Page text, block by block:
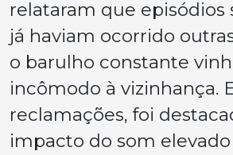
relataram que episódios
já haviam ocorrido
o barulho constante
incômodo à vizinhança.
reclamações, foi
impacto do som